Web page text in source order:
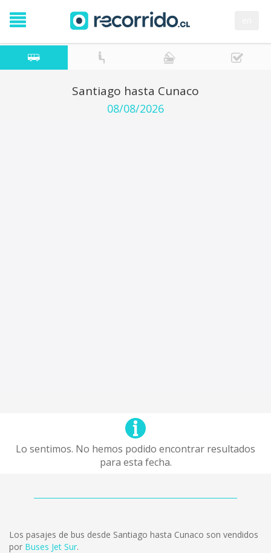
Santiago hasta Cunaco
08/08/2026
Lo sentimos. No hemos podido encontrar resultados
para esta fecha.
Los pasajes de bus desde Santiago hasta Cunaco son vendidos
por Buses Jet Sur.